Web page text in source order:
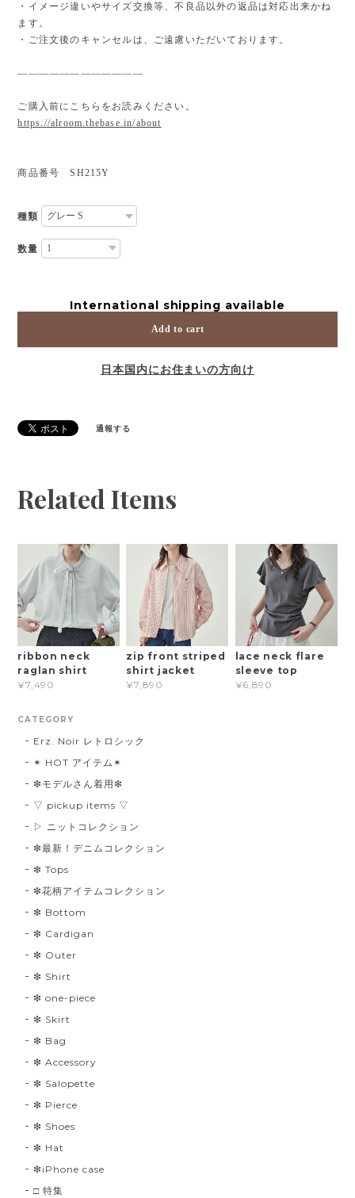
・イメージ違いやサイズ交換等、不良品以外の返品は対応出来かね
ます。
・ご注文後のキャンセルは、ご遠慮いただいております。
————————————
ご購入前にこちらをお読みください。
https://alroom.thebase.in/about
商品番号 SH215Y
種類
数量
International shipping available
Add to cart
日本国内にお住まいの方向け
通報する
Related Items
ribbon neck
raglan shirt
¥7,490
zip front striped
shirt jacket
¥7,890
lace neck flare
sleeve top
¥6,890
CATEGORY
Erz. Noir レトロシック
✴︎ HOT アイテム✴︎
❇︎モデルさん着用❇︎
▽ pickup items ▽
▷ ニットコレクション
❇︎最新！デニムコレクション
❇︎ Tops
❇︎花柄アイテムコレクション
❇︎ Bottom
❇︎ Cardigan
❇︎ Outer
❇︎ Shirt
❇︎ one-piece
❇︎ Skirt
❇︎ Bag
❇︎ Accessory
❇︎ Salopette
❇︎ Pierce
❇︎ Shoes
❇︎ Hat
❇︎iPhone case
□ 特集